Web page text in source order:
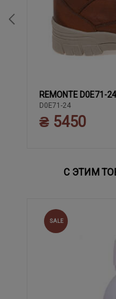
36 37 38 39
REMONTE D0E71-24
D0E71-24
₴ 5450
С ЭТИМ
SALE